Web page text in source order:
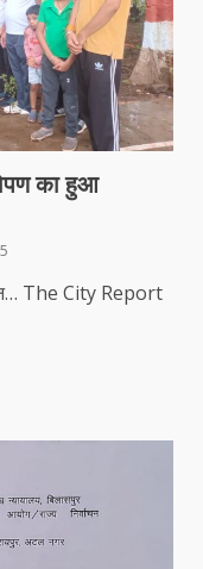
का हुआ
The City Report